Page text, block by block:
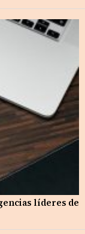
líderes de